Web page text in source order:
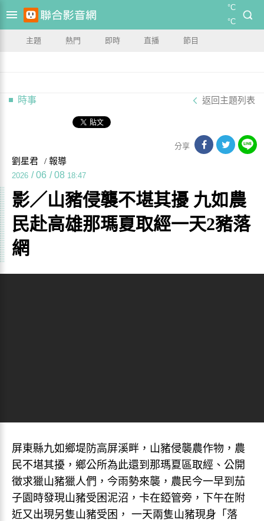
°C
°C
主題 熱門 即時 直播 節目
時事 返回主題列表
分享
劉星君 / 報導
2026 / 06 / 08 18:47
影／山豬侵襲不堪其擾 九如農
民赴高雄那瑪夏取經一天2豬落
網
屏東縣九如鄉堤防高屏溪畔，山豬侵襲農作物，農
民不堪其擾，鄉公所為此還到那瑪夏區取經、公開
徵求獵山豬獵人們，今雨勢來襲，農民今一早到茄
子園時發現山豬受困泥沼，卡在錏管旁，下午在附
近又出現另隻山豬受困， 一天兩隻山豬現身「落